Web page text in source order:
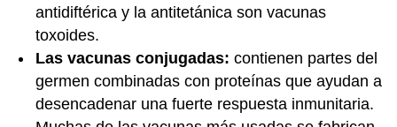
antidiftérica y la antitetánica son vacunas
toxoides.
Las vacunas conjugadas: contienen partes del
germen combinadas con proteínas que ayudan a
desencadenar una fuerte respuesta inmunitaria.